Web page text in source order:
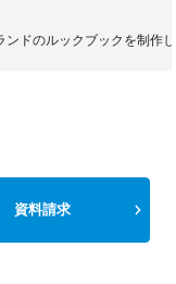
ドのルックブックを制作
資料請求